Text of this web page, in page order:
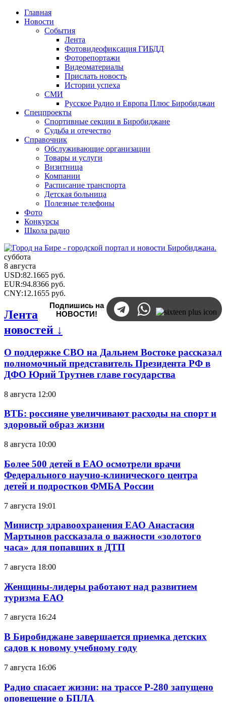
Главная
Новости
События
Лента
Фотовидеофиксация ГИБДД
Фоторепортажи
Видеоматериалы
Прислать новость
Истории успеха
СМИ
Русское Радио и Европа Плюс Биробиджан
Спецпроекты
Спортивные секции в Биробиджане
Судьба и отечество
Справочник
Обслуживающие организации
Товары и услуги
Визитница
Компании
Расписание транспорта
Детская больница
Полезные телефоны
Фото
Конкурсы
Школа радио
суббота
8 августа
USD:82.1665 руб.
EUR:94.8366 руб.
CNY:12.1655 руб.
Подпишись на
НОВОСТИ!
Лента
новостей ↓
О поддержке СВО на Дальнем Востоке рассказал
полномочный представитель Президента РФ в
ДФО Юрий Трутнев главе государства
8 августа 12:00
ВТБ: россияне увеличивают расходы на спорт и
здоровый образ жизни
8 августа 10:00
Более 500 детей в ЕАО осмотрели врачи
Федерального научно-клинического центра
детей и подростков ФМБА России
7 августа 19:01
Министр здравоохранения ЕАО Анастасия
Мартынов рассказала о важности «золотого
часа» для попавших в ДТП
7 августа 18:00
Женщины-лидеры работают над развитием
туризма ЕАО
7 августа 16:24
В Биробиджане завершается приемка детских
садов к новому учебному году
7 августа 16:06
Радио спасает жизни: на трассе Р-280 запущено
оповещение о БПЛА